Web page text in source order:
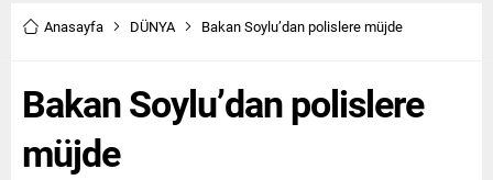
Anasayfa DÜNYA Bakan Soylu’dan polislere müjde
Bakan Soylu’dan polislere
müjde